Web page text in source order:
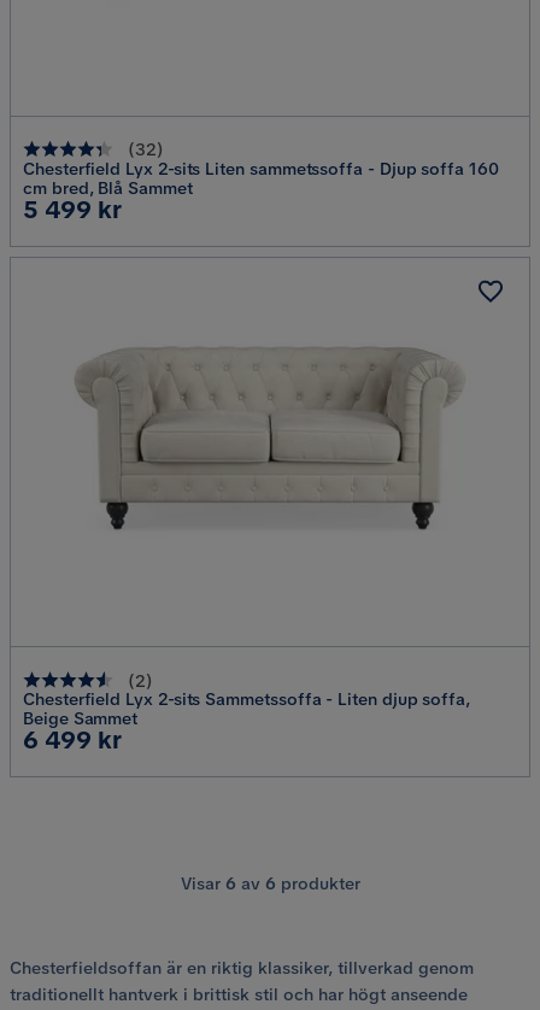
(32)
Chesterfield Lyx 2-sits Liten sammetssoffa - Djup soffa 160
cm bred, Blå Sammet
Pris
5 499 kr
(2)
Chesterfield Lyx 2-sits Sammetssoffa - Liten djup soffa,
Beige Sammet
Pris
6 499 kr
Visar 6 av 6 produkter
Chesterfieldsoffan är en riktig klassiker, tillverkad genom
traditionellt hantverk i brittisk stil och har högt anseende